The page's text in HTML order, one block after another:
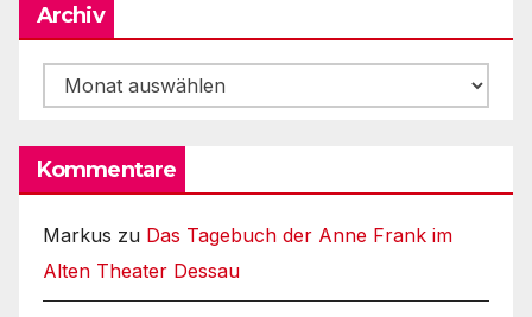
Archiv
Archiv
Kommentare
Markus zu Das Tagebuch der Anne Frank im
Alten Theater Dessau